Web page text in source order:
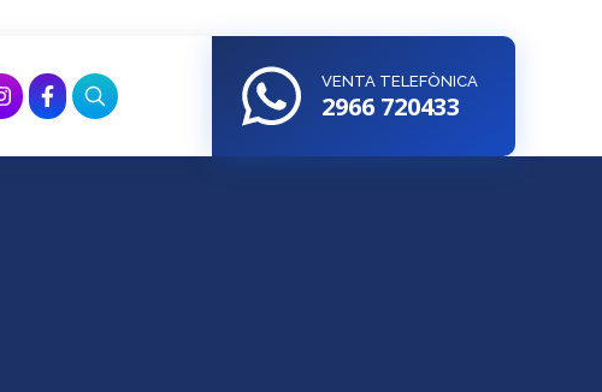
VENTA TELEFÒNICA
2966 720433